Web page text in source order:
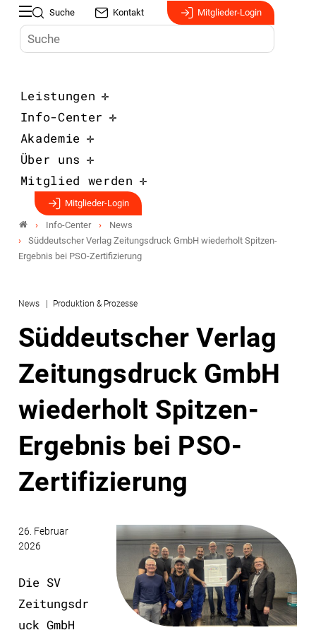
Suche Kontakt Mitglieder-Login
Leistungen
Info-Center
Akademie
Über uns
Mitglied werden
Mitglieder-Login
Info-Center
News
Süddeutscher Verlag Zeitungsdruck GmbH wiederholt Spitzen-
Ergebnis bei PSO-Zertifizierung
News Produktion & Prozesse
Süddeutscher Verlag
Zeitungsdruck GmbH
wiederholt Spitzen-
Ergebnis bei PSO-
Zertifizierung
26. Februar
2026
Die SV
Zeitungsdr
uck GmbH